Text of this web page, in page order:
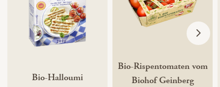
Bio-Halloumi
Bio-Rispentomaten vom
Biohof Geinberg